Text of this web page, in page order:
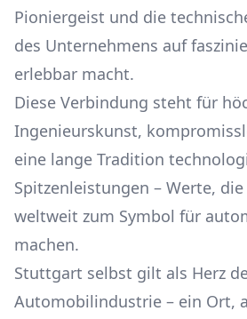
Pioniergeist und die
des Unternehmens auf
erlebbar macht.
Diese Verbindung steht für
Ingenieurskunst,
eine lange Tradition
Spitzenleistungen – Werte,
weltweit zum Symbol für
machen.
Stuttgart selbst gilt als Herz
Automobilindustrie – ein Ort,